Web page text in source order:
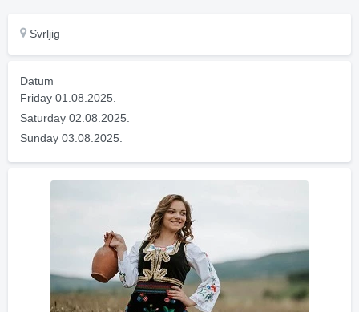
Svrljig
Datum
Friday 01.08.2025.
Saturday 02.08.2025.
Sunday 03.08.2025.